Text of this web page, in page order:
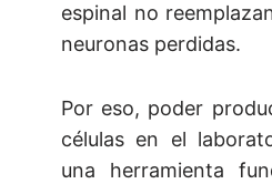
espinal no
neuronas perdidas.
Por eso, poder
células en el
una herramienta